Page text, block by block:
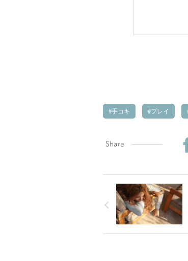
手コキ プレイ
Share